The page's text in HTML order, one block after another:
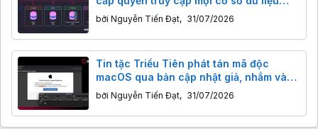
trên nền tảng
bởi Nguyễn Tiến Đạt, 31/07/2026
Tin tặc Triều Tiên phát tán mã độc
macOS qua bản cập nhật giả, nhắm vào
ví tiền số
bởi Nguyễn Tiến Đạt, 31/07/2026